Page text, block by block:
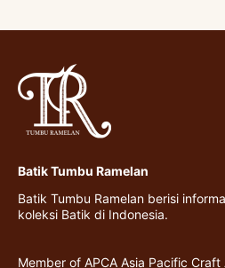
Batik Tumbu Ramelan
Batik Tumbu Ramelan berisi
koleksi Batik di Indonesia.
Member of APCA Asia Pacific Craft